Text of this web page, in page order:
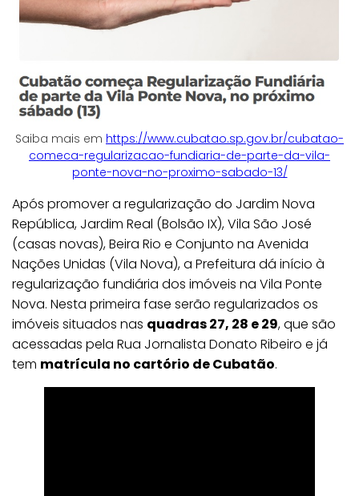
Saiba mais em https://www.cubatao.sp.gov.br/cubatao-
comeca-regularizacao-fundiaria-de-parte-da-vila-
ponte-nova-no-proximo-sabado-13/
Após promover a regularização do Jardim Nova
República, Jardim Real (Bolsão IX), Vila São José
(casas novas), Beira Rio e Conjunto na Avenida
Nações Unidas (Vila Nova), a Prefeitura dá início à
regularização fundiária dos imóveis na Vila Ponte
Nova. Nesta primeira fase serão regularizados os
imóveis situados nas quadras 27, 28 e 29, que são
acessadas pela Rua Jornalista Donato Ribeiro e já
tem matrícula no cartório de Cubatão.